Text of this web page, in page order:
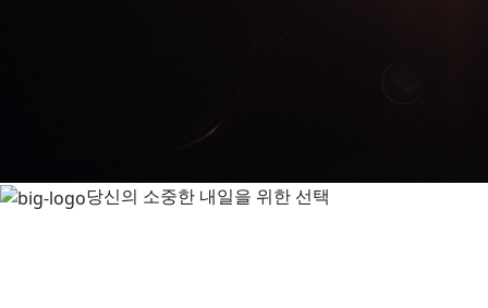
당신의 소중한 내일을 위한 선택